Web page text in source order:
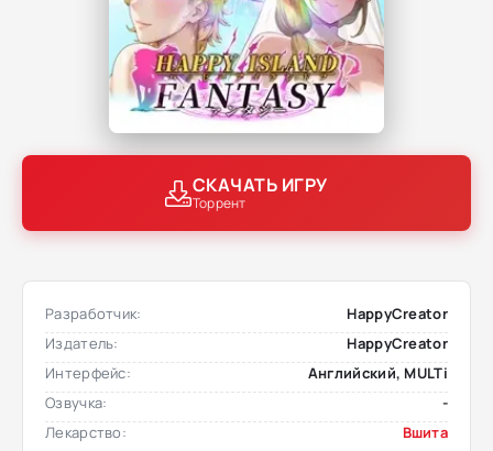
СКАЧАТЬ ИГРУ
Торрент
Разработчик:
HappyCreator
Издатель:
HappyCreator
Интерфейс:
Английский, MULTi
Озвучка:
-
Лекарство:
Вшита